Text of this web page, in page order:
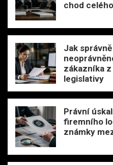
chod
Jak
zákazníka
legislativy
Právní
firemního
známky